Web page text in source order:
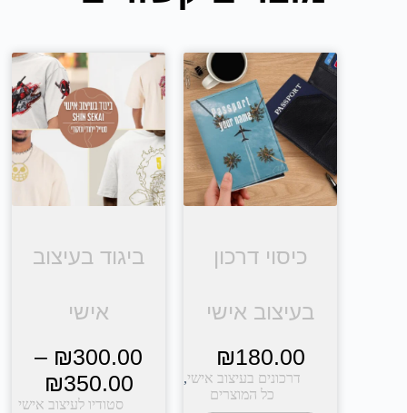
כיסוי דרכון
בעיצוב אישי
₪180.00
דרכונים בעיצוב אישי,
כל המוצרים
ביגוד בעיצוב
אישי
₪300.00
–
₪350.00
סטודיו לעיצוב אישי